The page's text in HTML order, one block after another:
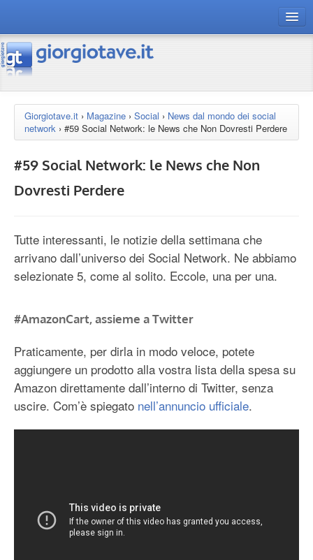
connect gt
risorse
Chi siamo
Giorgiotave.it › Magazine › Social › News dal mondo dei social
network › #59 Social Network: le News che Non Dovresti Perdere
#59 Social Network: le News che Non
Dovresti Perdere
Tutte interessanti, le notizie della settimana che
arrivano dall’universo dei Social Network. Ne abbiamo
selezionate 5, come al solito. Eccole, una per una.
#AmazonCart, assieme a Twitter
Praticamente, per dirla in modo veloce, potete
aggiungere un prodotto alla vostra lista della spesa su
Amazon direttamente dall’interno di Twitter, senza
uscire. Com’è spiegato nell’annuncio ufficiale.